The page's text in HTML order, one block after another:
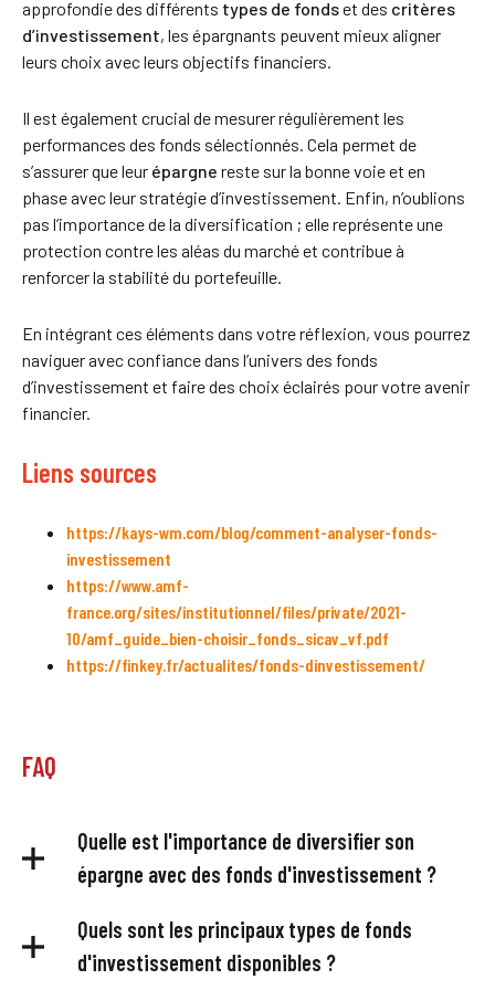
approfondie des différents types de fondset des critères
d’investissement, les épargnants peuvent mieux aligner
leurs choix avec leurs objectifs financiers.
Il est également crucial de mesurer régulièrement les
performances des fonds sélectionnés. Cela permet de
s’assurer que leur épargne reste sur la bonne voie et en
phase avec leur stratégie d’investissement. Enfin, n’oublions
pas l’importance de la diversification ; elle représente une
protection contre les aléas du marché et contribue à
renforcer la stabilité du portefeuille.
En intégrant ces éléments dans votre réflexion, vous pourrez
naviguer avec confiance dans l’univers des fonds
d’investissement et faire des choix éclairés pour votre avenir
financier.
Liens sources
https://kays-wm.com/blog/comment-analyser-fonds-
investissement
https://www.amf-
france.org/sites/institutionnel/files/private/2021-
10/amf_guide_bien-choisir_fonds_sicav_vf.pdf
https://finkey.fr/actualites/fonds-dinvestissement/
FAQ
Quelle est l'importance de diversifier son
épargne avec des fonds d'investissement ?
financiers. Cela permet de répartir le capital sur plusieurs
classes d’actifs, réduisant ainsi l’impact de la volatilité du
Quels sont les principaux types de fonds
d'investissement disponibles ?